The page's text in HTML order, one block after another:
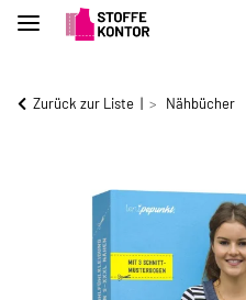
Zurück zur Liste Nähbücher